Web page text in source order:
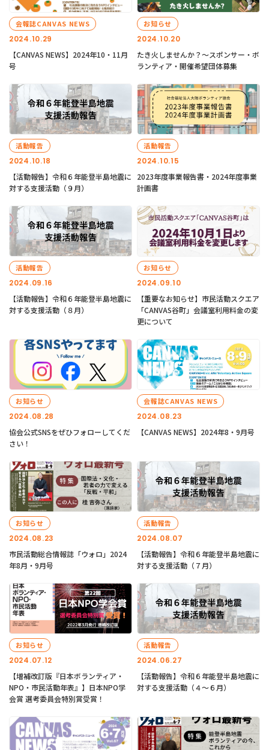
2024.10.29
会報誌CANVAS NEWS
【CANVAS NEWS】2024年10・11月
号
2024.10.20
お知らせ
たき火しませんか？～スポンサー・ボ
ランティア・開催希望団体募集
2024.10.18
活動報告
【活動報告】令和６年能登半島地震に
対する支援活動（９月）
2024.10.15
活動報告
2023年度事業報告書・2024年度事業
計画書
2024.09.16
活動報告
【活動報告】令和６年能登半島地震に
対する支援活動（８月）
2024.09.10
お知らせ
【重要なお知らせ】市民活動スクエア
「CANVAS谷町」会議室利用料金の変
更について
2024.08.28
お知らせ
協会公式SNSをぜひフォローしてくだ
さい！
2024.08.23
会報誌CANVAS NEWS
【CANVAS NEWS】2024年8・9月号
2024.08.23
お知らせ
市民活動総合情報誌「ウォロ」2024
年8月・9月号
2024.08.07
活動報告
【活動報告】令和６年能登半島地震に
対する支援活動（７月）
2024.07.12
お知らせ
【増補改訂版『日本ボランティア・
NPO・市民活動年表』】日本NPO学
会賞 選考委員会特別賞受賞！
2024.06.27
活動報告
【活動報告】令和６年能登半島地震に
対する支援活動（４〜６月）